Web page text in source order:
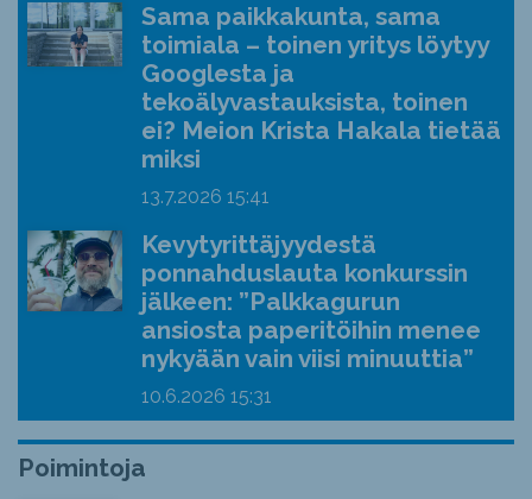
Sama paikkakunta, sama
toimiala – toinen yritys löytyy
Googlesta ja
tekoälyvastauksista, toinen
ei? Meion Krista Hakala tietää
miksi
13.7.2026 15:41
Kevytyrittäjyydestä
ponnahduslauta konkurssin
jälkeen: ”Palkkagurun
ansiosta paperitöihin menee
nykyään vain viisi minuuttia”
10.6.2026 15:31
Poimintoja